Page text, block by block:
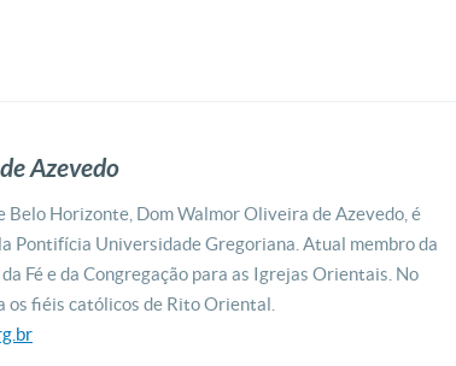
Azevedo
Horizonte, Dom Walmor Oliveira de Azevedo, é
Pontifícia Universidade Gregoriana. Atual membro da
Fé e da Congregação para as Igrejas Orientais. No
os fiéis católicos de Rito Oriental.